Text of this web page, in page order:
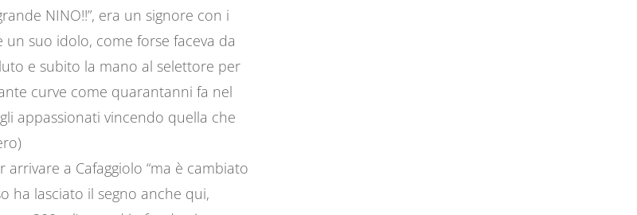
NINO!!”, era un signore con i
suo idolo, come forse faceva da
e subito la mano al selettore per
curve come quarantanni fa nel
appassionati vincendo quella che
a Cafaggiolo “ma è cambiato
ha lasciato il segno anche qui,